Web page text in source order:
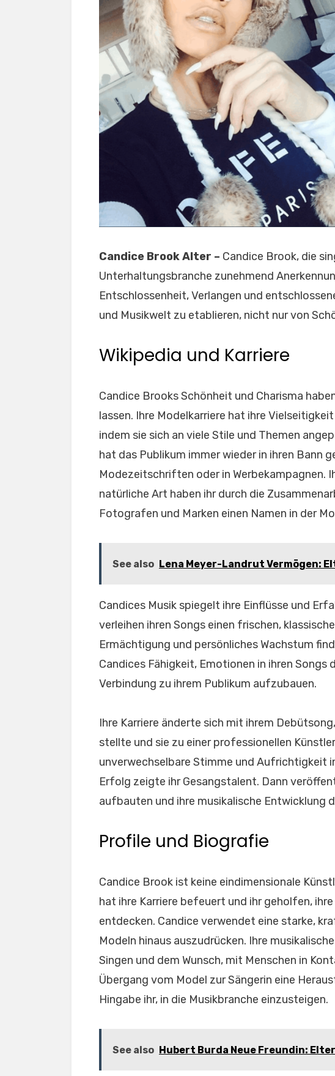
Candice Brook Alter – Candice Brook, die
Unterhaltungsbranche zunehmend
Entschlossenheit, Verlangen und
und Musikwelt zu etablieren, nicht nur von
Wikipedia und Karriere
Candice Brooks Schönheit und Charisma
lassen. Ihre Modelkarriere hat ihre
indem sie sich an viele Stile und Themen
hat das Publikum immer wieder in ihren Bann
Modezeitschriften oder in Werbekampagnen.
natürliche Art haben ihr durch die
Fotografen und Marken einen Namen in der
See also Lena Meyer-Landrut Vermögen:
Candices Musik spiegelt ihre Einflüsse und
verleihen ihren Songs einen frischen,
Ermächtigung und persönliches Wachstum
Candices Fähigkeit, Emotionen in ihren Songs
Verbindung zu ihrem Publikum aufzubauen.
Ihre Karriere änderte sich mit ihrem
stellte und sie zu einer professionellen
unverwechselbare Stimme und Aufrichtigkeit
Erfolg zeigte ihr Gesangstalent. Dann
aufbauten und ihre musikalische Entwicklung
Profile und Biografie
Candice Brook ist keine eindimensionale
hat ihre Karriere befeuert und ihr geholfen,
entdecken. Candice verwendet eine starke,
Modeln hinaus auszudrücken. Ihre
Singen und dem Wunsch, mit Menschen in
Übergang vom Model zur Sängerin eine
Hingabe ihr, in die Musikbranche einzusteigen.
See also Hubert Burda Neue Freundin: